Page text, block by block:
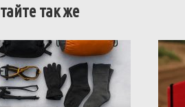
так же